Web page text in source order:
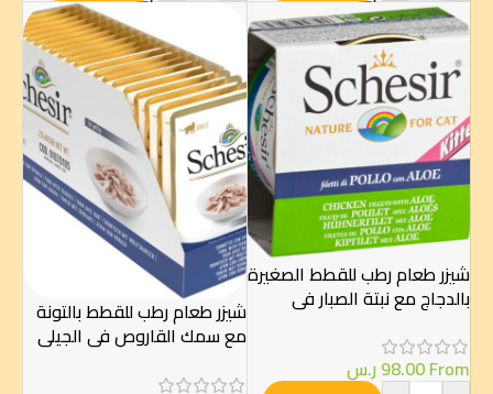
شيزر طعام رطب للقطط الصغيرة
بالدجاج مع نبتة الصبار في
From
98.00ر.س
شيزر طعام رطب للقطط بالتونة
مع سمك القاروص في الجيلي
20×85غ